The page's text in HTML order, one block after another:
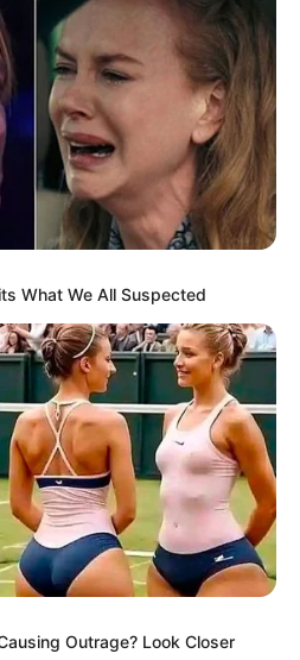
What We All Suspected
Outrage? Look Closer